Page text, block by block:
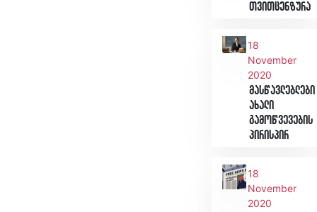
თვითცენზურა
18
November
2020
მასწავლებლები
ახალი
გამოწვევების
პირისპირ
18
November
2020